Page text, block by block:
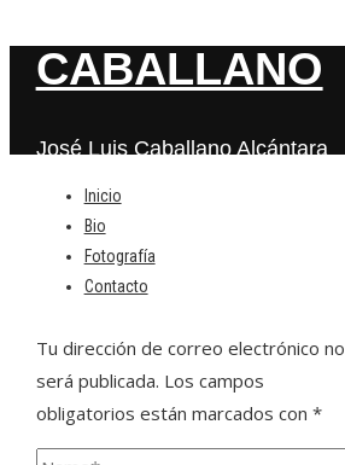
CABALLANO
José Luis Caballano Alcántara
Inicio
Bio
Fotografía
Contacto
Deja una respuesta
Tu dirección de correo electrónico no
será publicada. Los campos
obligatorios están marcados con *